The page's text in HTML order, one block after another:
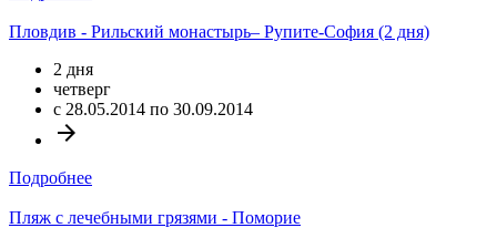
Пловдив - Рильский монастырь– Рупите-София (2 дня)
2 дня
четверг
c 28.05.2014 по 30.09.2014
arrow_forward
Подробнее
Пляж с лечебными грязями - Поморие